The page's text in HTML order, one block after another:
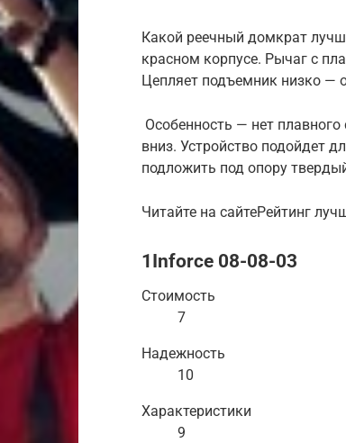
Какой реечный домкрат
красном корпусе. Рычаг с
Цепляет подъемник низко —
Особенность — нет
вниз. Устройство подойдет
подложить под опору
Читайте на сайтеРейтинг
1Inforce 08-08-03
Стоимость
7
Надежность
10
Характеристики
9